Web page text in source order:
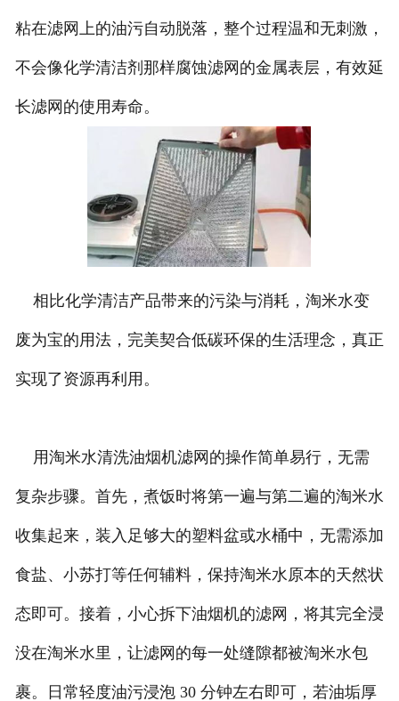
粘在滤网上的油污自动脱落，整个过程温和无刺激，
不会像化学清洁剂那样腐蚀滤网的金属表层，有效延
长滤网的使用寿命。
相比化学清洁产品带来的污染与消耗，淘米水变
废为宝的用法，完美契合低碳环保的生活理念，真正
实现了资源再利用。
用淘米水清洗油烟机滤网的操作简单易行，无需
复杂步骤。首先，煮饭时将第一遍与第二遍的淘米水
收集起来，装入足够大的塑料盆或水桶中，无需添加
食盐、小苏打等任何辅料，保持淘米水原本的天然状
态即可。接着，小心拆下油烟机的滤网，将其完全浸
没在淘米水里，让滤网的每一处缝隙都被淘米水包
裹。日常轻度油污浸泡 30 分钟左右即可，若油垢厚